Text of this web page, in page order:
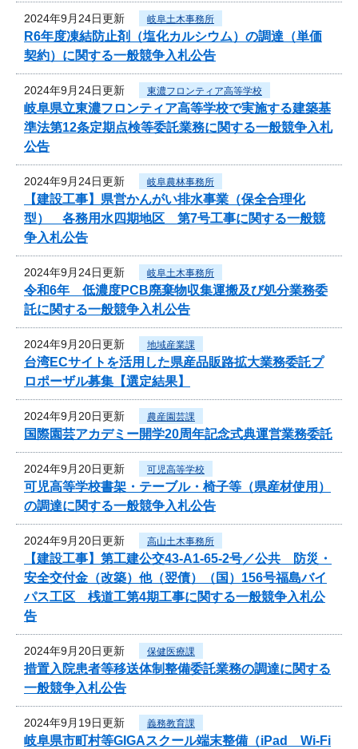
2024年9月24日更新 岐阜土木事務所
R6年度凍結防止剤（塩化カルシウム）の調達（単価
契約）に関する一般競争入札公告
2024年9月24日更新 東濃フロンティア高等学校
岐阜県立東濃フロンティア高等学校で実施する建築基
準法第12条定期点検等委託業務に関する一般競争入札
公告
2024年9月24日更新 岐阜農林事務所
【建設工事】県営かんがい排水事業（保全合理化
型） 各務用水四期地区 第7号工事に関する一般競
争入札公告
2024年9月24日更新 岐阜土木事務所
令和6年 低濃度PCB廃棄物収集運搬及び処分業務委
託に関する一般競争入札公告
2024年9月20日更新 地域産業課
台湾ECサイトを活用した県産品販路拡大業務委託プ
ロポーザル募集【選定結果】
2024年9月20日更新 農産園芸課
国際園芸アカデミー開学20周年記念式典運営業務委託
2024年9月20日更新 可児高等学校
可児高等学校書架・テーブル・椅子等（県産材使用）
の調達に関する一般競争入札公告
2024年9月20日更新 高山土木事務所
【建設工事】第工建公交43-A1-65-2号／公共 防災・
安全交付金（改築）他（翌債）（国）156号福島バイ
パス工区 桟道工第4期工事に関する一般競争入札公
告
2024年9月20日更新 保健医療課
措置入院患者等移送体制整備委託業務の調達に関する
一般競争入札公告
2024年9月19日更新 義務教育課
岐阜県市町村等GIGAスクール端末整備（iPad Wi-Fi